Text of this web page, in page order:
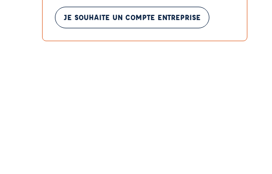
JE SOUHAITE UN COMPTE ENTREPRISE